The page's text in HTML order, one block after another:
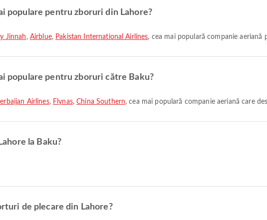
populare pentru zboruri din Lahore?
Jinnah , Airblue, Pakistan International Airlines, cea mai populară companie aeriană
populare pentru zboruri către Baku?
Airlines, Flynas,China Southern, cea mai populară companie aeriană care
la Baku?
de plecare din Lahore?